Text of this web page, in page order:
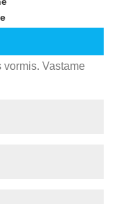
Vastame